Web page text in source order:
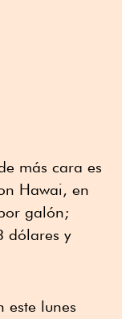
más cara es
Hawai, en
galón;
dólares y
este lunes